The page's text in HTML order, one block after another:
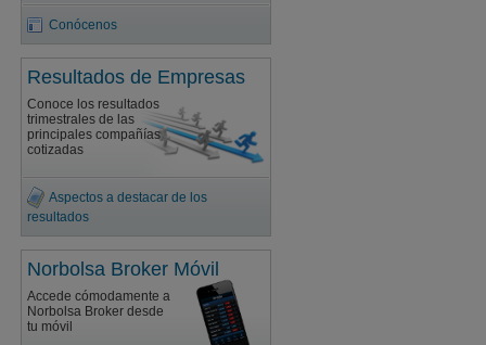
Conócenos
Resultados de Empresas
Conoce los resultados
trimestrales de las
principales compañías
cotizadas
Aspectos a destacar de los
resultados
Norbolsa Broker Móvil
Accede cómodamente a
Norbolsa Broker desde
tu móvil